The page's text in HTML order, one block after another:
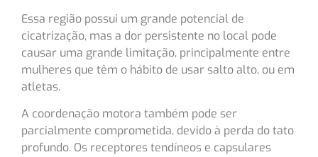
Essa região possui um grande potencial de
cicatrização, mas a dor persistente no local pode
causar uma grande limitação, principalmente entre
mulheres que têm o hábito de usar salto alto, ou em
atletas.
A coordenação motora também pode ser
parcialmente comprometida, devido à perda do tato
profundo. Os receptores tendíneos e capsulares